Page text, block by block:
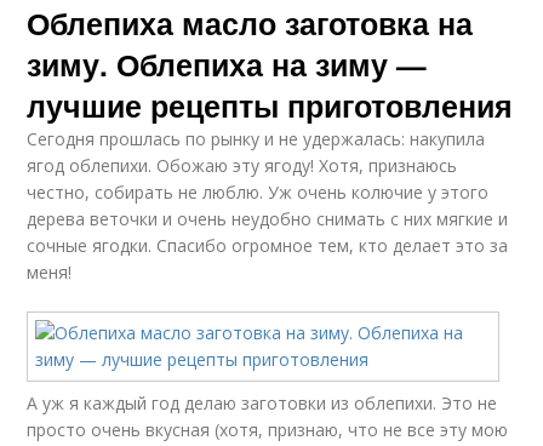
Облепиха масло заготовка на
зиму. Облепиха на зиму —
лучшие рецепты приготовления
Сегодня прошлась по рынку и не удержалась: накупила
ягод облепихи. Обожаю эту ягоду! Хотя, признаюсь
честно, собирать не люблю. Уж очень колючие у этого
дерева веточки и очень неудобно снимать с них мягкие и
сочные ягодки. Спасибо огромное тем, кто делает это за
меня!
А уж я каждый год делаю заготовки из облепихи. Это не
просто очень вкусная (хотя, признаю, что не все эту мою